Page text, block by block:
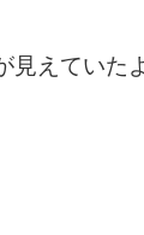
見えていた